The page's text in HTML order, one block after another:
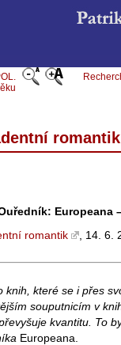
romantik
Europeana
romantik
, 14. 6.
knih, které se i přes
souputnicím v
kvantitu. To
Europeana.